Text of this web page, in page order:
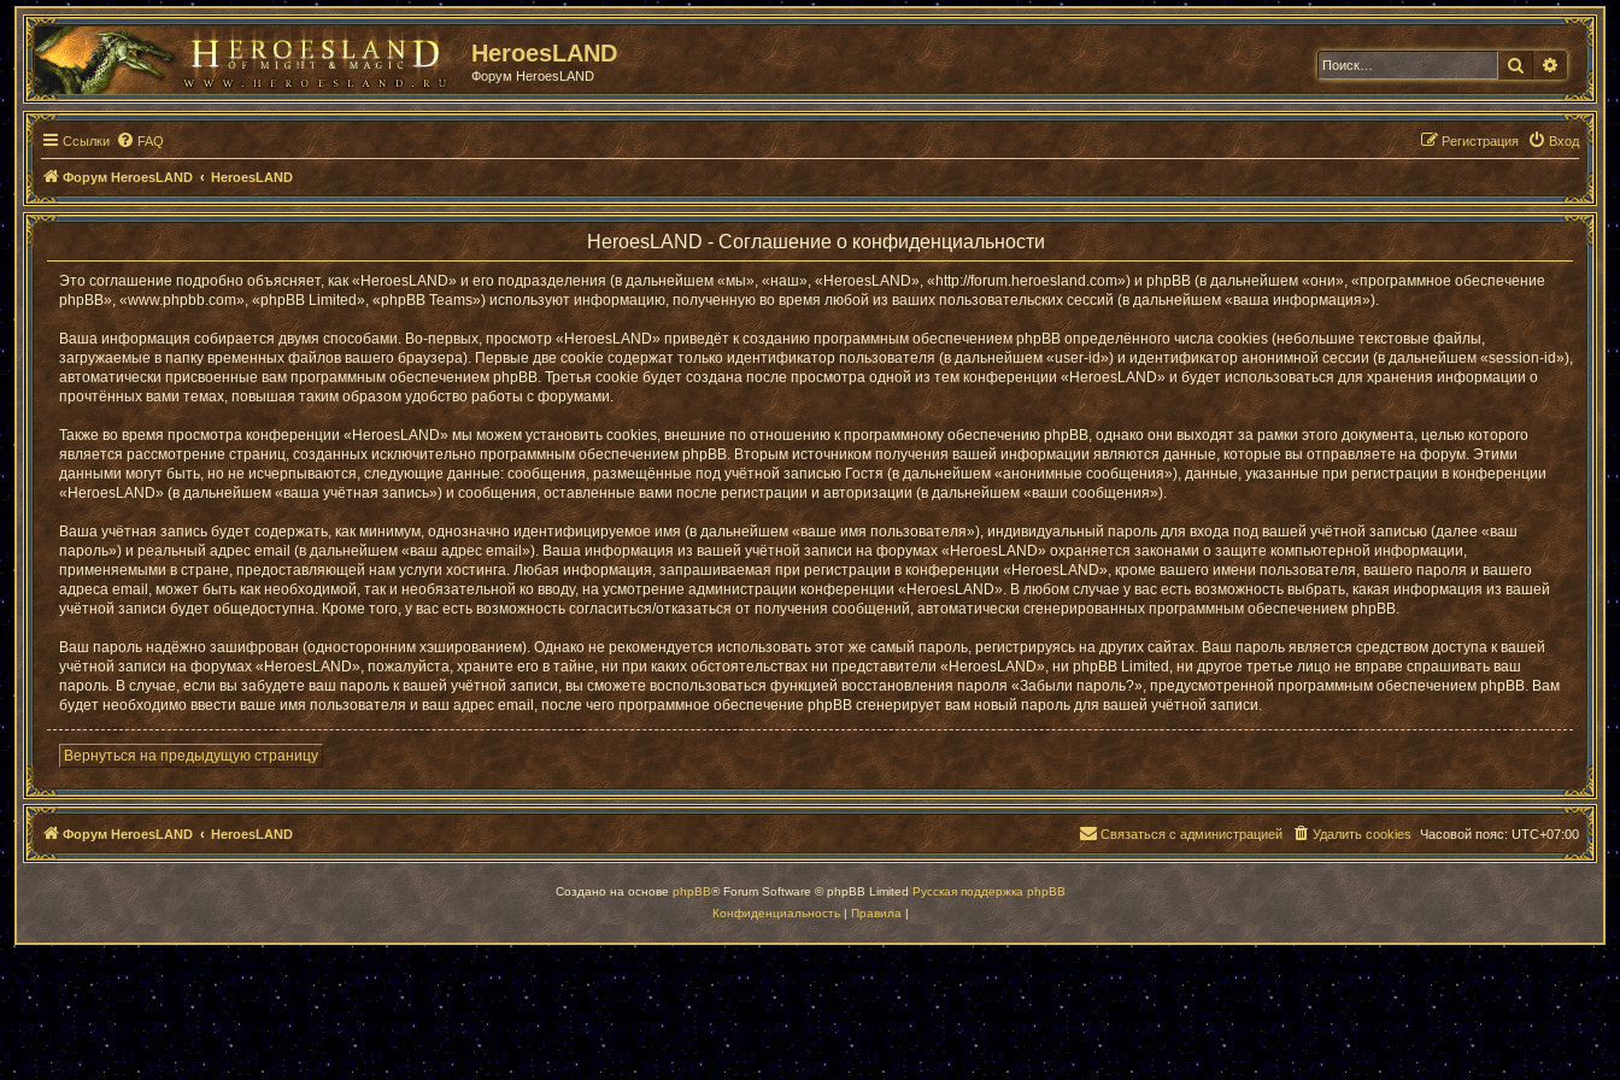
HeroesLAND
Форум HeroesLAND
Поиск
Ссылки FAQ Вход
Регистрация
Форум HeroesLAND HeroesLAND
HeroesLAND - Соглашение о конфиденциальности
Это соглашение подробно объясняет, как «HeroesLAND» и его подразделения (в дальнейшем «мы», «наш», «HeroesLAND», «http://forum.heroesland.com») и phpBB (в дальнейшем «они», «программное обеспечение
phpBB», «www.phpbb.com», «phpBB Limited», «phpBB Teams») используют информацию, полученную во время любой из ваших пользовательских сессий (в дальнейшем «ваша информация»).
Ваша информация собирается двумя способами. Во-первых, просмотр «HeroesLAND» приведёт к созданию программным обеспечением phpBB определённого числа cookies (небольшие текстовые файлы,
загружаемые в папку временных файлов вашего браузера). Первые две cookie содержат только идентификатор пользователя (в дальнейшем «user-id») и идентификатор анонимной сессии (в дальнейшем «session-id»),
автоматически присвоенные вам программным обеспечением phpBB. Третья cookie будет создана после просмотра одной из тем конференции «HeroesLAND» и будет использоваться для хранения информации о
прочтённых вами темах, повышая таким образом удобство работы с форумами.
Также во время просмотра конференции «HeroesLAND» мы можем установить cookies, внешние по отношению к программному обеспечению phpBB, однако они выходят за рамки этого документа, целью которого
является рассмотрение страниц, созданных исключительно программным обеспечением phpBB. Вторым источником получения вашей информации являются данные, которые вы отправляете на форум. Этими
данными могут быть, но не исчерпываются, следующие данные: сообщения, размещённые под учётной записью Гостя (в дальнейшем «анонимные сообщения»), данные, указанные при регистрации в конференции
«HeroesLAND» (в дальнейшем «ваша учётная запись») и сообщения, оставленные вами после регистрации и авторизации (в дальнейшем «ваши сообщения»).
Ваша учётная запись будет содержать, как минимум, однозначно идентифицируемое имя (в дальнейшем «ваше имя пользователя»), индивидуальный пароль для входа под вашей учётной записью (далее «ваш
пароль») и реальный адрес email (в дальнейшем «ваш адрес email»). Ваша информация из вашей учётной записи на форумах «HeroesLAND» охраняется законами о защите компьютерной информации,
применяемыми в стране, предоставляющей нам услуги хостинга. Любая информация, запрашиваемая при регистрации в конференции «HeroesLAND», кроме вашего имени пользователя, вашего пароля и вашего
адреса email, может быть как необходимой, так и необязательной ко вводу, на усмотрение администрации конференции «HeroesLAND». В любом случае у вас есть возможность выбрать, какая информация из вашей
учётной записи будет общедоступна. Кроме того, у вас есть возможность согласиться/отказаться от получения сообщений, автоматически сгенерированных программным обеспечением phpBB.
Ваш пароль надёжно зашифрован (односторонним хэшированием). Однако не рекомендуется использовать этот же самый пароль, регистрируясь на других сайтах. Ваш пароль является средством доступа к вашей
учётной записи на форумах «HeroesLAND», пожалуйста, храните его в тайне, ни при каких обстоятельствах ни представители «HeroesLAND», ни phpBB Limited, ни другое третье лицо не вправе спрашивать ваш
пароль. В случае, если вы забудете ваш пароль к вашей учётной записи, вы сможете воспользоваться функцией восстановления пароля «Забыли пароль?», предусмотренной программным обеспечением phpBB. Вам
будет необходимо ввести ваше имя пользователя и ваш адрес email, после чего программное обеспечение phpBB сгенерирует вам новый пароль для вашей учётной записи.
Вернуться на предыдущую страницу
Форум HeroesLAND HeroesLAND Часовой пояс:UTC+07:00
Удалить cookies
Связаться с администрацией
Создано на основе phpBB® Forum Software © phpBB Limited Русская поддержка phpBB
Конфиденциальность| Правила|